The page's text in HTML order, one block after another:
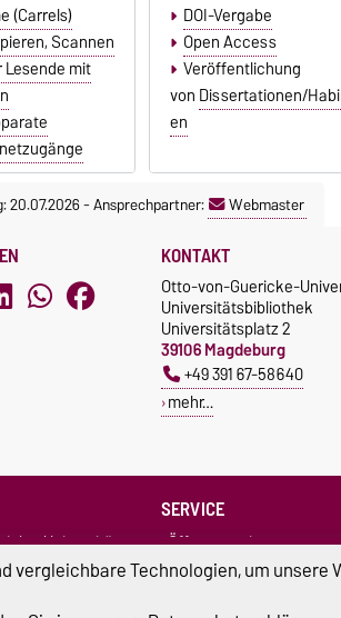
(Carrels)
Scannen
mit
DOI-Vergabe
Open Access
Veröffentlichung
von Dissertationen/
en
20.07.2026-Ansprechpartner: Webmaster
KONTAKT
Otto-von-Guericke-
Universitätsbibliothek
Universitätsplatz 2
39106 Magdeburg
+49 391 67-58640
mehr…
Universität
SERVICE
Öffnungszeiten
Benutzerkonto
vergleichbare Technologien, um